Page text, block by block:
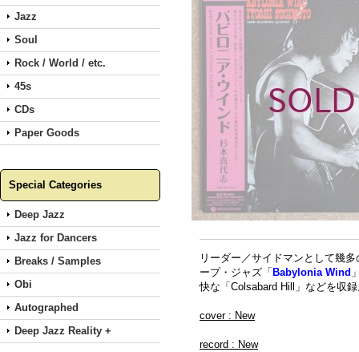
Jazz
Soul
Rock / World / etc.
45s
CDs
Paper Goods
Special Categories
Deep Jazz
Jazz for Dancers
Breaks / Samples
Obi
Autographed
Deep Jazz Reality +
リーダー／サイドマンとして幾
ープ・ジャズ「 Babylonia Wind
快な「Colsabard Hill」などを収
cover : New
record : New